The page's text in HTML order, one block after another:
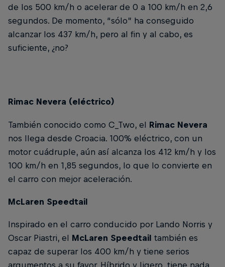
de los 500 km/h o acelerar de 0 a 100 km/h en 2,6
segundos. De momento, “sólo” ha conseguido
alcanzar los 437 km/h, pero al fin y al cabo, es
suficiente, ¿no?
Rimac Nevera (eléctrico)
También conocido como C_Two, el Rimac Nevera
nos llega desde Croacia. 100% eléctrico, con un
motor cuádruple, aún así alcanza los 412 km/h y los
100 km/h en 1,85 segundos, lo que lo convierte en
el carro con mejor aceleración.
McLaren Speedtail
Inspirado en el carro conducido por Lando Norris y
Oscar Piastri, el McLaren Speedtail también es
capaz de superar los 400 km/h y tiene serios
argumentos a su favor. Híbrido y ligero, tiene nada